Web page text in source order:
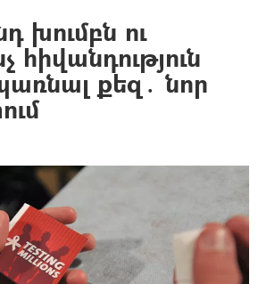
խումբն ու
հիվանդություն
քեզ․ նոր